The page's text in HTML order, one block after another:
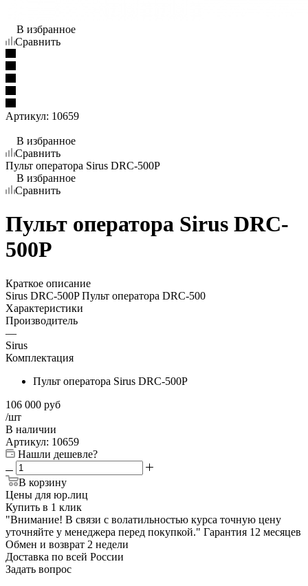
В избранное
Сравнить
Артикул: 10659
В избранное
Сравнить
Пульт оператора Sirus DRC-500P
В избранное
Сравнить
Пульт оператора Sirus DRC-
500P
Краткое описание
Sirus DRC-500P Пульт оператора DRC-500
Характеристики
Производитель
—
Sirus
Комплектация
Пульт оператора Sirus DRC-500P
106 000 руб
/шт
В наличии
Артикул: 10659
Нашли дешевле?
В корзину
Цены для юр.лиц
Купить в 1 клик
"Внимание! В связи с волатильностью курса точную цену
уточняйте у менеджера перед покупкой." Гарантия 12 месяцев
Обмен и возврат 2 недели
Доставка по всей России
Задать вопрос